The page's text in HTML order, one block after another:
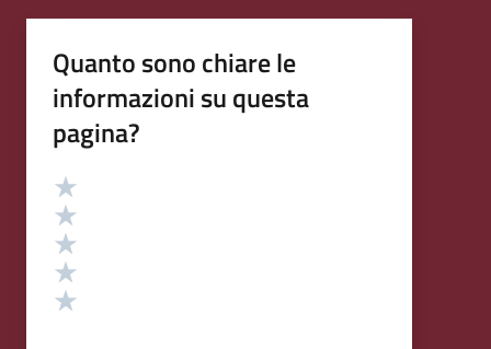
Quanto sono chiare le
informazioni su questa
pagina?
Valutazione